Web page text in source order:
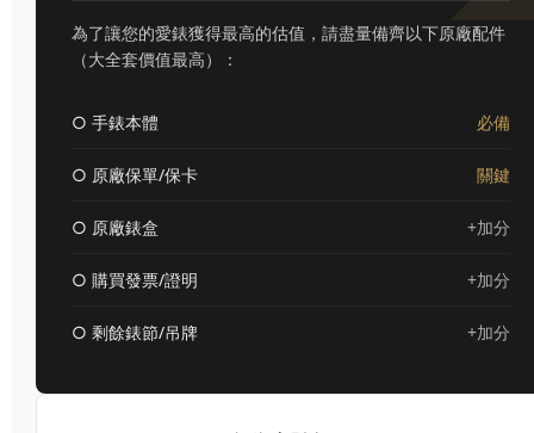
為了讓您的愛錶獲得最高的估值，請盡量備齊以下原廠配件
（大全套價值最高）：
○ 手錶本體 必備
○ 原廠保單/保卡 關鍵
○ 原廠錶盒 +加分
○ 購買發票/證明 +加分
○ 剩餘錶節/吊牌 +加分